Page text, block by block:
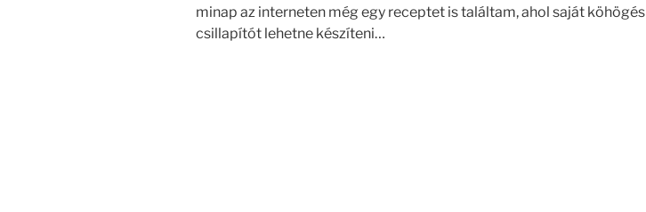
minap az interneten még egy receptet is találtam, ahol saját köhögés
csillapítót lehetne készíteni…